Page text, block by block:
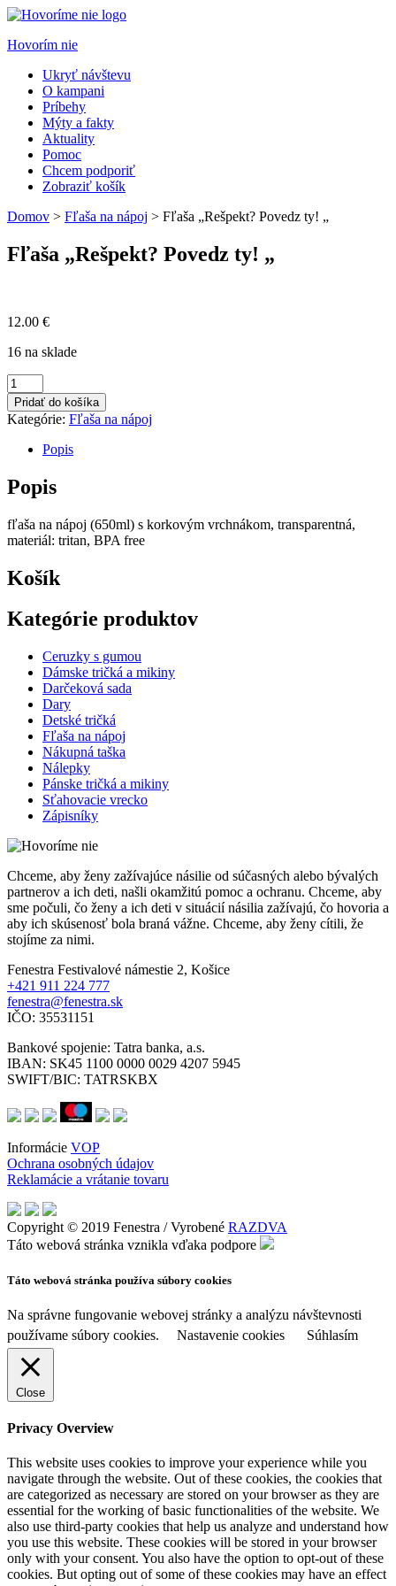
Hovorím nie
Ukryť návštevu
O kampani
Príbehy
Mýty a fakty
Aktuality
Pomoc
Chcem podporiť
Zobraziť košík
Domov > Fľaša na nápoj > Fľaša „Rešpekt? Povedz ty! „
Fľaša „Rešpekt? Povedz ty! „
12.00 €
16 na sklade
množstvo
Fľaša
"Rešpekt?
Povedz
Pridať do košíka
Kategórie: Fľaša na nápoj
Popis
Popis
fľaša na nápoj (650ml) s korkovým vrchnákom, transparentná,
materiál: tritan, BPA free
Košík
Kategórie produktov
Ceruzky s gumou
Dámske tričká a mikiny
Darčeková sada
Dary
Detské tričká
Fľaša na nápoj
Nákupná taška
Nálepky
Pánske tričká a mikiny
Sťahovacie vrecko
Zápisníky
Chceme, aby ženy zažívajúce násilie od súčasných alebo bývalých
partnerov a ich deti, našli okamžitú pomoc a ochranu. Chceme, aby
sme počuli, čo ženy a ich deti v situácií násilia zažívajú, čo hovoria a
aby ich skúsenosť bola braná vážne. Chceme, aby ženy cítili, že
stojíme za nimi.
Fenestra Festivalové námestie 2, Košice
+421 911 224 777
fenestra@fenestra.sk
IČO: 35531151
Bankové spojenie: Tatra banka, a.s.
IBAN: SK45 1100 0000 0029 4207 5945
SWIFT/BIC: TATRSKBX
Informácie VOP
Ochrana osobných údajov
Reklamácie a vrátanie tovaru
Copyright © 2019 Fenestra / Vyrobené RAZDVA
Táto webová stránka vznikla vďaka podpore
Táto webová stránka používa súbory cookies
Na správne fungovanie webovej stránky a analýzu návštevnosti
používame súbory cookies.
Nastavenie cookies Súhlasím
Close
Privacy Overview
This website uses cookies to improve your experience while you
navigate through the website. Out of these cookies, the cookies that
are categorized as necessary are stored on your browser as they are
essential for the working of basic functionalities of the website. We
also use third-party cookies that help us analyze and understand how
you use this website. These cookies will be stored in your browser
only with your consent. You also have the option to opt-out of these
cookies. But opting out of some of these cookies may have an effect